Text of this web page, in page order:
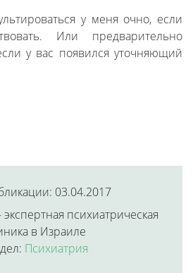
у меня очно, если
Или предварительно
у вас появился уточняющий
03.04.2017
психиатрическая
в Израиле
Психиатрия